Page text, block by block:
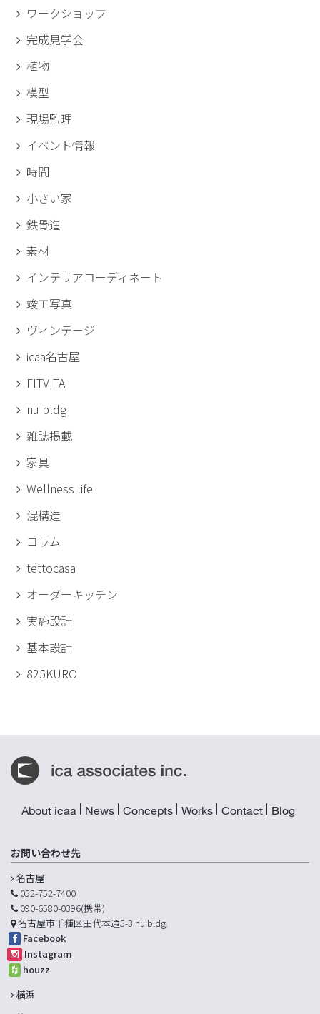
ワークショップ
完成見学会
植物
模型
現場監理
イベント情報
時間
小さい家
鉄骨造
素材
インテリアコーディネート
竣工写真
ヴィンテージ
icaa名古屋
FITVITA
nu bldg
雑誌掲載
家具
Wellness life
混構造
コラム
tettocasa
オーダーキッチン
実施設計
基本設計
825KURO
About icaa News Concepts Works Contact Blog
お問い合わせ先
名古屋
052-752-7400
090-6580-0396(携帯)
名古屋市千種区田代本通5-3 nu bldg.
Facebook
Instagram
houzz
横浜